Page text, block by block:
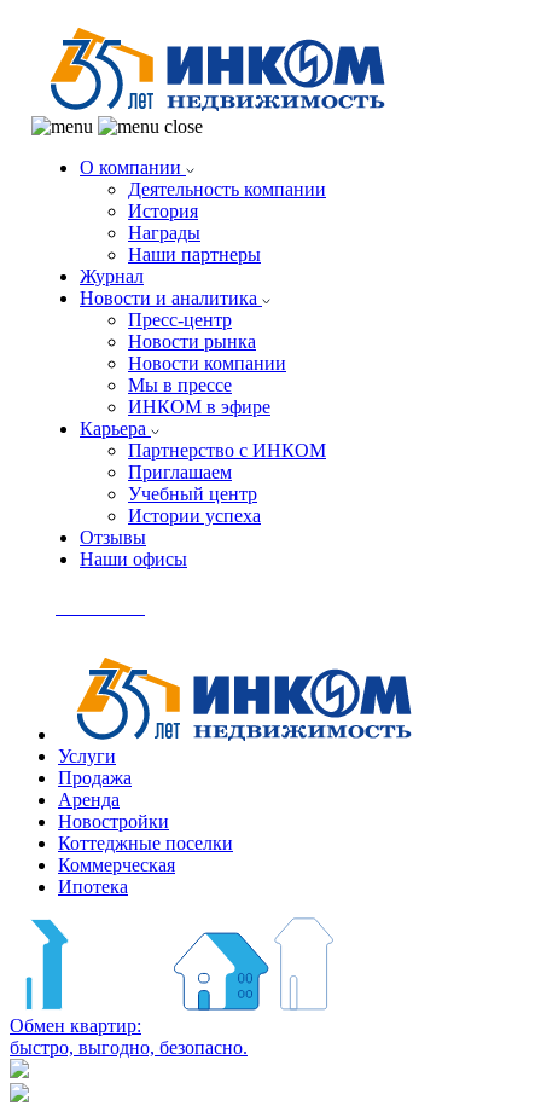
О компании
Деятельность компании
История
Награды
Наши партнеры
Журнал
Новости и аналитика
Пресс-центр
Новости рынка
Новости компании
Мы в прессе
ИНКОМ в эфире
Карьера
Партнерство с ИНКОМ
Приглашаем
Учебный центр
Истории успеха
Отзывы
Наши офисы
Услуги
Продажа
Аренда
Новостройки
Коттеджные поселки
Коммерческая
Ипотека
Обмен квартир:
быстро, выгодно, безопасно.